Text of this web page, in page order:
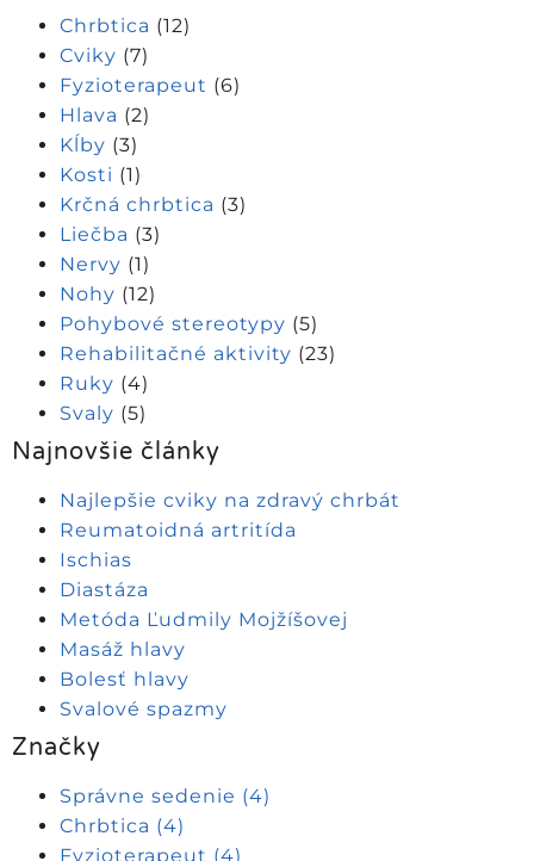
Chrbtica (12)
Cviky (7)
Fyzioterapeut (6)
Hlava (2)
Kĺby (3)
Kosti (1)
Krčná chrbtica (3)
Liečba (3)
Nervy (1)
Nohy (12)
Pohybové stereotypy (5)
Rehabilitačné aktivity (23)
Ruky (4)
Svaly (5)
Najnovšie články
Najlepšie cviky na zdravý chrbát
Reumatoidná artritída
Ischias
Diastáza
Metóda Ľudmily Mojžíšovej
Masáž hlavy
Bolesť hlavy
Svalové spazmy
Značky
Správne sedenie (4)
Chrbtica (4)
Fyzioterapeut (4)